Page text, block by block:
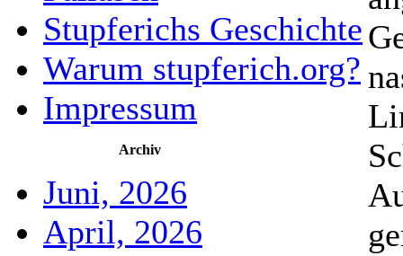
Stupferichs Geschichte
Warum stupferich.org?
Impressum
Archiv
Juni, 2026
April, 2026